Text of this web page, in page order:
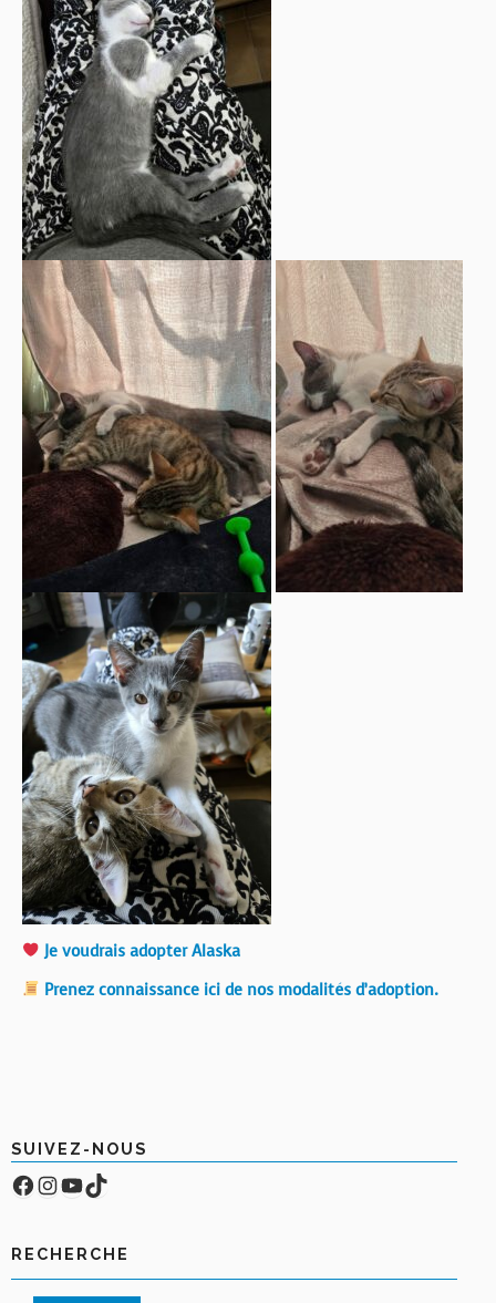
Je voudrais adopter Alaska
Prenez connaissance ici de nos modalités d’adoption.
SUIVEZ-NOUS
Facebook
Compte Instagram
YouTube
TikTok
RECHERCHE